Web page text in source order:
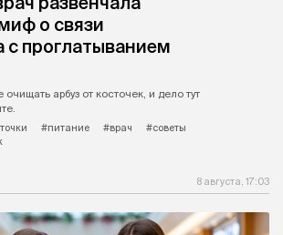
о связи
с проглатыванием
арбуз от косточек, и дело тут
#питание #врач
#советы
8 августа, 17:03